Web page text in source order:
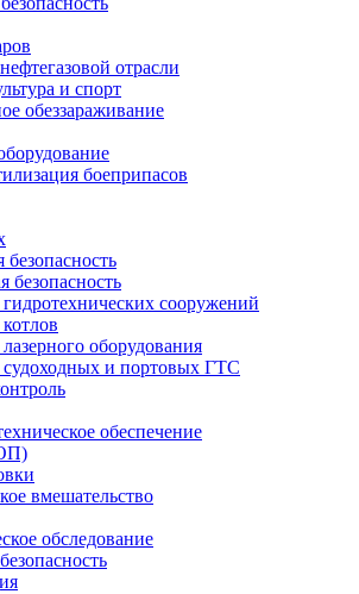
отрасли
и спорт
обеззараживание
боеприпасов
безопасность
безопасность
сооружений
оборудования
судоходных и портовых ГТС
обеспечение
вмешательство
обследование